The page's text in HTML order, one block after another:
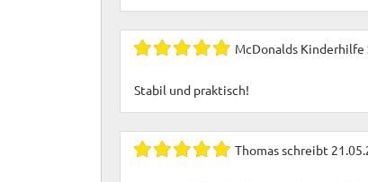
McDonalds
Stabil und praktisch!
Thomasschreibt